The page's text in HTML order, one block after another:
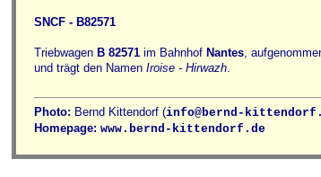
SNCF - B82571
Triebwagen B 82571 im Bahnhof Nantes,
und trägt den Namen Iroise - Hirwazh.
Photo: Bernd Kittendorf (info@bernd-
Homepage: www.bernd-kittendorf.de